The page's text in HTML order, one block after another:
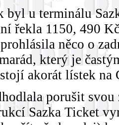
u terminálu
řekla 1150, 490
něco o
který je
akorát lístek na
porušit
Sazka Ticket